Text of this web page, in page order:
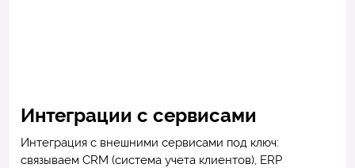
Интеграции с сервисами
Интеграция с внешними сервисами под ключ:
связываем CRM (система учета клиентов), ERP